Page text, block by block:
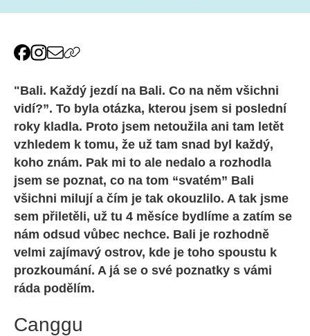
"Bali. Každý jezdí na Bali. Co na něm všichni
vidí?”. To byla otázka, kterou jsem si poslední
roky kladla. Proto jsem netoužila ani tam letět
vzhledem k tomu, že už tam snad byl každý,
koho znám. Pak mi to ale nedalo a rozhodla
jsem se poznat, co na tom “svatém” Bali
všichni milují a čím je tak okouzlilo. A tak jsme
sem přiletěli, už tu 4 měsíce bydlíme a zatím se
nám odsud vůbec nechce. Bali je rozhodně
velmi zajímavý ostrov, kde je toho spoustu k
prozkoumání. A já se o své poznatky s vámi
ráda podělím.
Canggu